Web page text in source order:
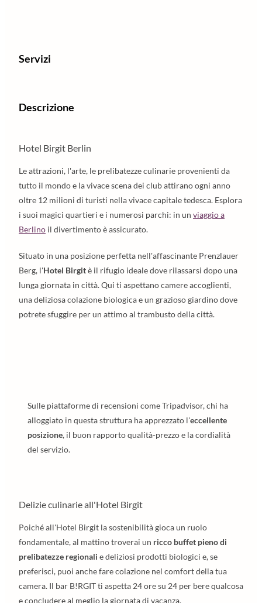
Servizi
Descrizione
Hotel Birgit Berlin
Le attrazioni, l'arte, le prelibatezze culinarie provenienti da
tutto il mondo e la vivace scena dei club attirano ogni anno
oltre 12 milioni di turisti nella vivace capitale tedesca. Esplora
i suoi magici quartieri e i numerosi parchi: in un viaggio a
Berlino il divertimento è assicurato.
Situato in una posizione perfetta nell'affascinante Prenzlauer
Berg, l'Hotel Birgitè il rifugio ideale dove rilassarsi dopo una
lunga giornata in città. Qui ti aspettano camere accoglienti,
una deliziosa colazione biologica e un grazioso giardino dove
potrete sfuggire per un attimo al trambusto della città.
Sulle piattaforme di recensioni come Tripadvisor, chi ha
alloggiato in questa struttura ha apprezzato l'eccellente
posizione, il buon rapporto qualità-prezzo e la cordialità
del servizio.
Delizie culinarie all'Hotel Birgit
Poiché all'Hotel Birgit la sostenibilità gioca un ruolo
fondamentale, al mattino troverai un ricco buffet pieno di
prelibatezze regionali e deliziosi prodotti biologici e, se
preferisci, puoi anche fare colazione nel comfort della tua
camera. Il bar B!RGIT ti aspetta 24 ore su 24 per bere qualcosa
e concludere al meglio la giornata di vacanza.